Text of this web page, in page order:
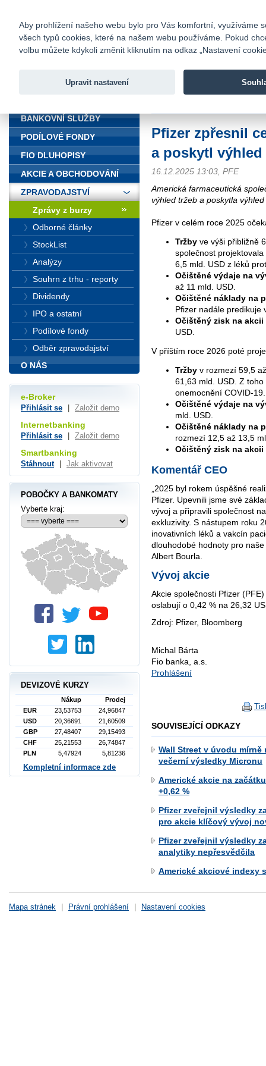
Fio banka
Fio banka
Pfizer zpřesnil
a poskytl výhled
16.12.2025 13:03, PFE
Americká farmaceutická
výhled tržeb a poskytla
Pfizer v celém roce 2025
Tržby ve výši přibližně
společnost
6,5 mld. USD z léků
Očištěné výdaje na
až 11 mld. USD.
Očištěné náklady na
Pfizer nadále predikuje
Očištěný zisk na akcii
USD.
V příštím roce 2026 poté
Tržby v rozmezí 59,5
61,63 mld. USD. Z
onemocnění COVID-19.
Očištěné výdaje na
mld. USD.
Očištěné náklady na
rozmezí 12,5 až 13,5
Očištěný zisk na akcii
Komentář CEO
„2025 byl rokem úspěšné
Pfizer. Upevnili jsme své
vývoj a připravili společnost
exkluzivity. S nástupem roku
inovativních léků a vakcín
dlouhodobé hodnoty pro
Albert Bourla.
Vývoj akcie
Akcie společnosti Pfizer
oslabují o 0,42 % na 26,32
Zdroj: Pfizer, Bloomberg
Michal Bárta
Fio banka, a.s.
Prohlášení
SOUVISEJÍCÍ ODKAZY
Wall Street v úvodu
večerní výsledky Micronu
Americké akcie na
+0,62 %
Pfizer zveřejnil výsledky
pro akcie klíčový vývoj
Pfizer zveřejnil výsledky
analytiky nepřesvědčila
Americké akciové indexy
BANKOVNÍ SLUŽBY
PODÍLOVÉ FONDY
FIO DLUHOPISY
AKCIE A OBCHODOVÁNÍ
ZPRAVODAJSTVÍ
Zprávy z burzy
Odborné články
StockList
Analýzy
Souhrn z trhu - reporty
Dividendy
IPO a ostatní
Podílové fondy
Odběr zpravodajství
O NÁS
e-Broker
Přihlásit se Založit demo
Internetbanking
Přihlásit se Založit demo
Smartbanking
Stáhnout Jak aktivovat
POBOČKY A BANKOMATY
Vyberte kraj:
DEVIZOVÉ KURZY
Nákup
Prodej
EUR
23,53753
24,96847
USD
20,36691
21,60509
GBP
27,48407
29,15493
CHF
25,21553
26,74847
PLN
5,47924 5,81236
Kompletní informace zde
Mapa stránek Právní prohlášení Nastavení cookies
Aby prohlížení našeho webu bylo pro Vás komfortní, využíváme
všech typů cookies, které na našem webu používáme. Pokud
volbu můžete kdykoli změnit kliknutím na odkaz „Nastavení
Upravit nastavení